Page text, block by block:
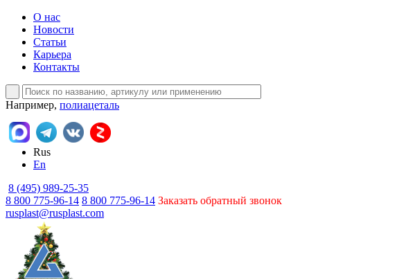
О нас
Новости
Статьи
Карьера
Контакты
Например, полиацеталь
Rus
En
8 (495) 989-25-35
8 800 775-96-14 8 800 775-96-14 Заказать обратный звонок
rusplast@rusplast.com